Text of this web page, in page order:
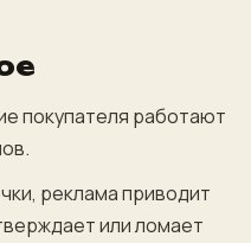
покупателя работают
реклама приводит
или ломает